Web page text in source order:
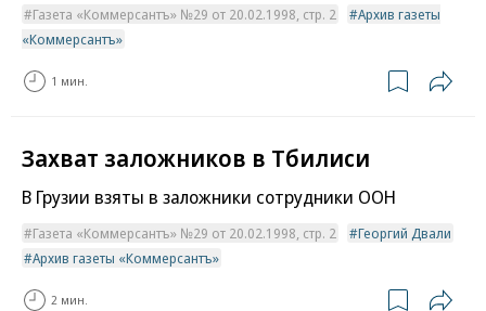
Газета «Коммерсантъ» №29 от 20.02.1998, стр. 2
Архив газеты
«Коммерсантъ»
1 мин.
Захват заложников в Тбилиси
В Грузии взяты в заложники сотрудники ООН
Газета «Коммерсантъ» №29 от 20.02.1998, стр. 2
Георгий Двали
Архив газеты «Коммерсантъ»
2 мин.